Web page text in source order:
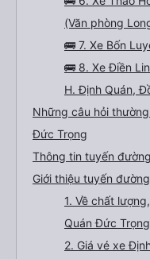
(Văn phòng
🚌 7. Xe Bốn
🚌 8. Xe Điền
H. Định Quán,
Những câu hỏi
Đức Trọng
Thông tin tuyến đường
Giới thiệu tuyến
1. Về chất
Quán Đức Trọng
2. Giá vé xe